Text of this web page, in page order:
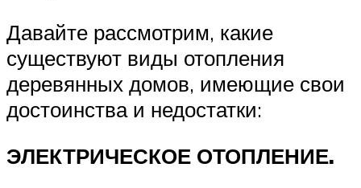
Давайте рассмотрим, какие
существуют виды отопления
деревянных домов, имеющие свои
достоинства и недостатки:
ЭЛЕКТРИЧЕСКОЕ ОТОПЛЕНИЕ.